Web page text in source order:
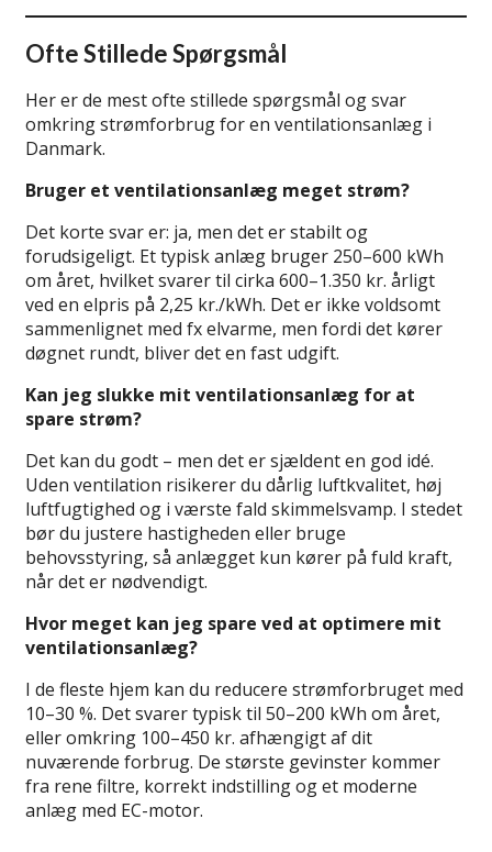
Ofte Stillede Spørgsmål
Her er de mest ofte stillede spørgsmål og svar
omkring strømforbrug for en ventilationsanlæg i
Danmark.
Bruger et ventilationsanlæg meget strøm?
Det korte svar er: ja, men det er stabilt og
forudsigeligt. Et typisk anlæg bruger 250–600 kWh
om året, hvilket svarer til cirka 600–1.350 kr. årligt
ved en elpris på 2,25 kr./kWh. Det er ikke voldsomt
sammenlignet med fx elvarme, men fordi det kører
døgnet rundt, bliver det en fast udgift.
Kan jeg slukke mit ventilationsanlæg for at
spare strøm?
Det kan du godt – men det er sjældent en god idé.
Uden ventilation risikerer du dårlig luftkvalitet, høj
luftfugtighed og i værste fald skimmelsvamp. I stedet
bør du justere hastigheden eller bruge
behovsstyring, så anlægget kun kører på fuld kraft,
når det er nødvendigt.
Hvor meget kan jeg spare ved at optimere mit
ventilationsanlæg?
I de fleste hjem kan du reducere strømforbruget med
10–30 %. Det svarer typisk til 50–200 kWh om året,
eller omkring 100–450 kr. afhængigt af dit
nuværende forbrug. De største gevinster kommer
fra rene filtre, korrekt indstilling og et moderne
anlæg med EC-motor.